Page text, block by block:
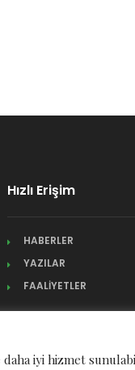
Hızlı Erişim
HABERLER
YAZILAR
FAALİYETLER
iyi hizmet